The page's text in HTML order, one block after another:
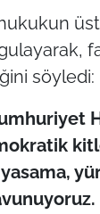
söyledi: